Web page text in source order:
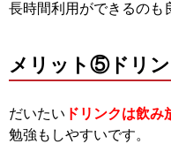
長時間利用ができるのも
メリット⑤ドリ
だいたい ドリンクは飲み
勉強もしやすいです。